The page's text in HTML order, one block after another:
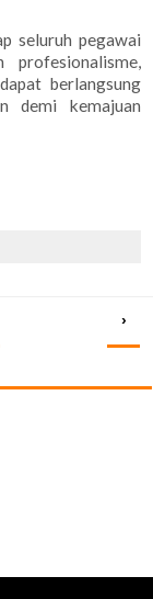
seluruh pegawai
berlangsung
demi kemajuan
›